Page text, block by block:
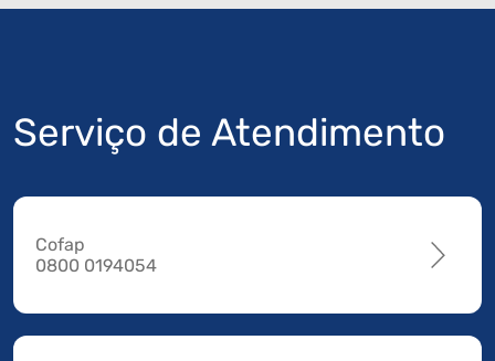
Serviço de Atendimento
Cofap
0800 0194054